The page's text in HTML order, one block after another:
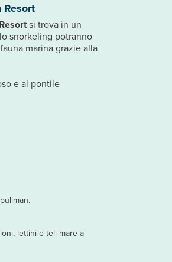
lettini e teli mare a
Resort
si trova in un
snorkeling potranno
marina grazie alla
e al pontile